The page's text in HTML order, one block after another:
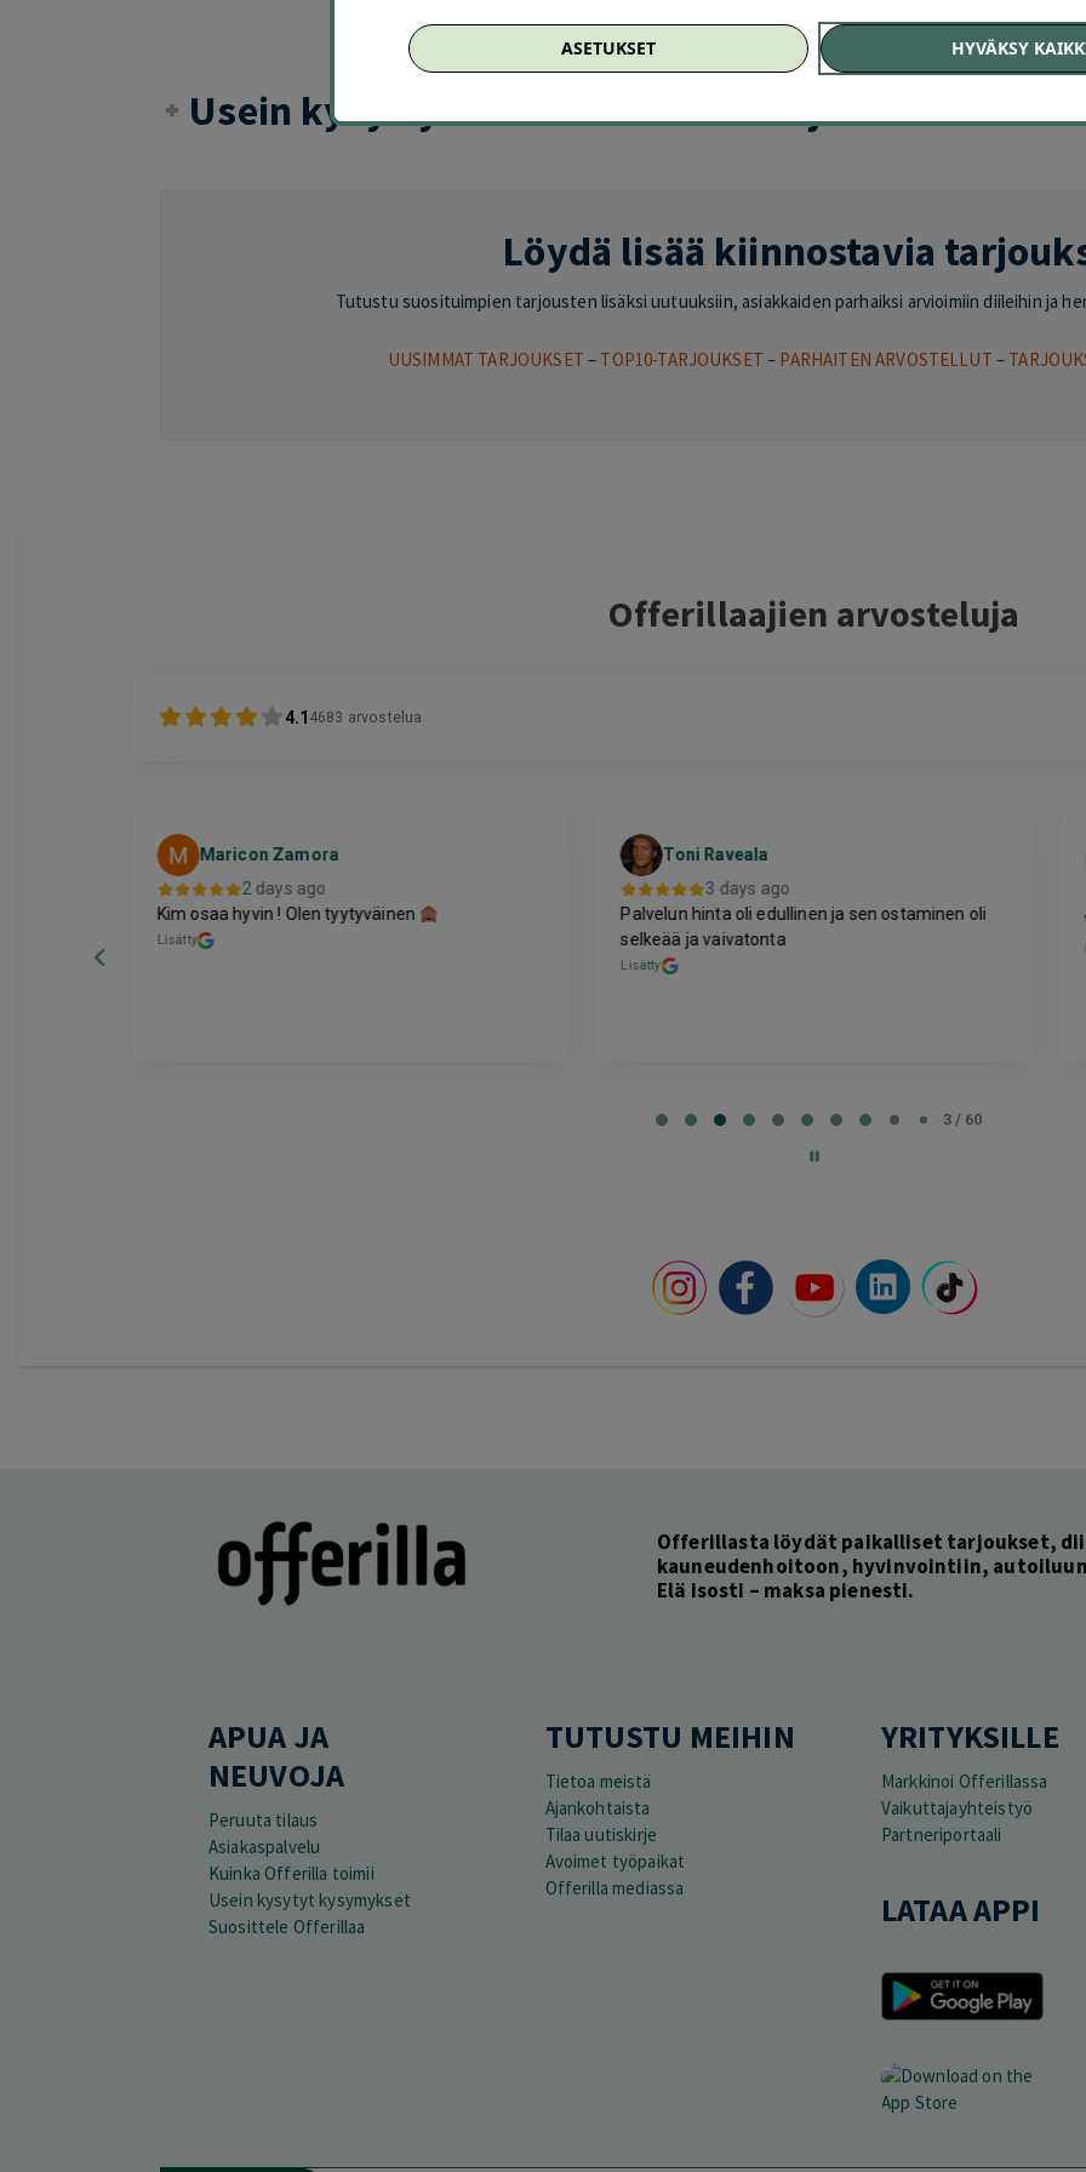
Usein kysyttyä suosituimmista tarjouksista
Löydä lisää kiinnostavia
Tutustu suosituimpien tarjousten lisäksi uutuuksiin, asiakkaiden parhaiksi arvioimiin diileihin ja
UUSIMMAT TARJOUKSET – TOP10-TARJOUKSET – PARHAITEN ARVOSTELLUT –
Offerillaajien arvosteluja
4.1 4683 arvostelua
Maricon Zamora
2 days ago
Kim osaa hyvin ! Olen tyytyväinen
Lisätty
Toni Raveala
3 days ago
Palvelun hinta oli edullinen ja sen ostaminen oli
selkeää ja vaivatonta
Lisätty
3 / 60
Offerillasta löydät paikalliset tarjoukset,
kauneudenhoitoon, hyvinvointiin,
Elä isosti – maksa pienesti.
APUA JA
NEUVOJA
Peruuta tilaus
Asiakaspalvelu
Kuinka Offerilla toimii
Usein kysytyt kysymykset
Suosittele Offerillaa
TUTUSTU MEIHIN
Tietoa meistä
Ajankohtaista
Tilaa uutiskirje
Avoimet työpaikat
Offerilla mediassa
YRITYKSILLE
Markkinoi Offerillassa
Vaikuttajayhteistyö
Partneriportaali
LATAA APPI
ASETUKSET HYVÄKSY